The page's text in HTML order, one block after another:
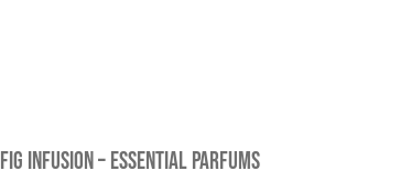
Fig Infusion – Essential Parfums